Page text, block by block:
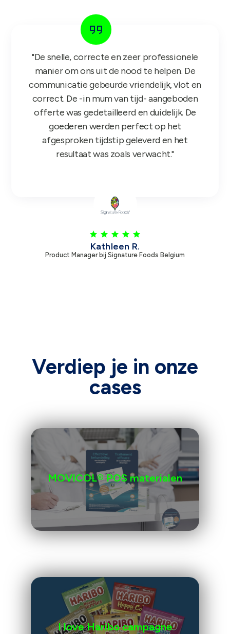
Kathleen R.
Product Manager bij Signature Foods Belgium
"De snelle, correcte en zeer professionele
manier om ons uit de nood te helpen. De
communicatie gebeurde vriendelijk, vlot en
correct. De -in mum van tijd- aangeboden
offerte was gedetailleerd en duidelijk. De
goederen werden perfect op het
afgesproken tijdstip geleverd en het
resultaat was zoals verwacht."
Verdiep je in onze
cases
MOVICOL® POS materialen
I love Haribo campagne